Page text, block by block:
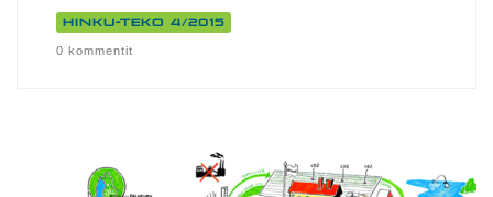
Hinku-teko 4/2015
0 kommentit